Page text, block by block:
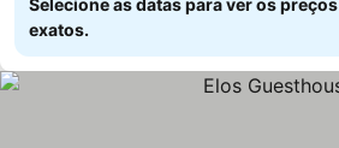
Selecione as datas para ver os preços
exatos.